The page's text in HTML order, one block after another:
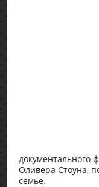
документального
Оливера Стоуна,
семье.